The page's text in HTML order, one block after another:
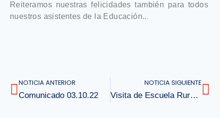
Reiteramos nuestras felicidades también para todos
nuestros asistentes de la Educación.. .
NOTICIA ANTERIOR
Comunicado 03.10.22
NOTICIA SIGUIENTE
Visita de Escuela Rural Punahue